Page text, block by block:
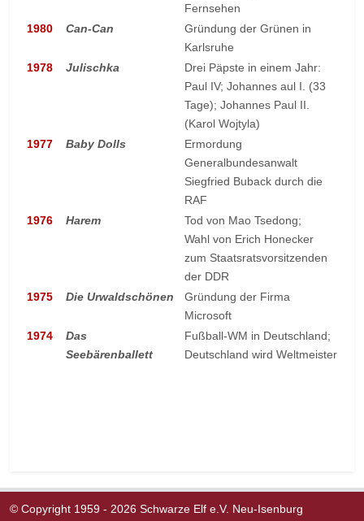
Fernsehen
1980
Can-Can
Gründung der Grünen in
Karlsruhe
1978
Julischka
Drei Päpste in einem Jahr:
Paul IV; Johannes aul I. (33
Tage); Johannes Paul II.
(Karol Wojtyla)
1977
Baby Dolls
Ermordung
Generalbundesanwalt
Siegfried Buback durch die
RAF
1976
Harem
Tod von Mao Tsedong;
Wahl von Erich Honecker
zum Staatsratsvorsitzenden
der DDR
1975
Die Urwaldschönen
Gründung der Firma
Microsoft
1974
Das
Seebärenballett
Fußball-WM in Deutschland;
Deutschland wird Weltmeister
© Copyright 1959 - 2026 Schwarze Elf e.V. Neu-Isenburg